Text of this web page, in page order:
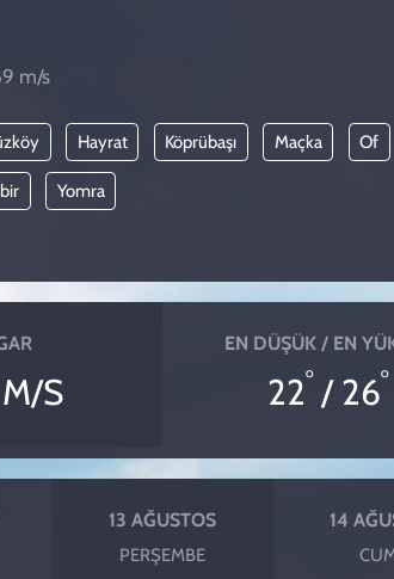
m/s
Hayrat Köprübaşı Maçka Of
Yomra
S
EN DÜŞÜK / EN
22° / 26°
13 AĞUSTOS
PERŞEMBE
14